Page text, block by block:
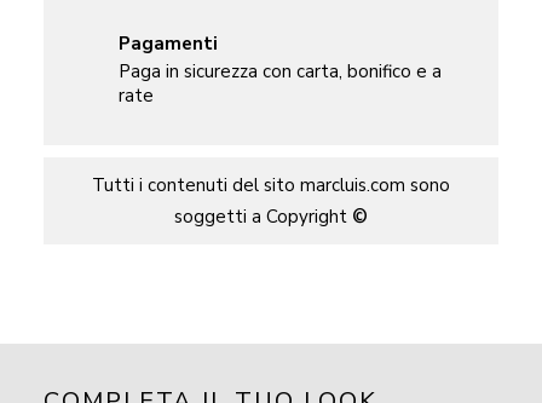
Pagamenti
Paga in sicurezza con carta, bonifico e a
rate
Tutti i contenuti del sito marcluis.com sono
soggetti a Copyright ©